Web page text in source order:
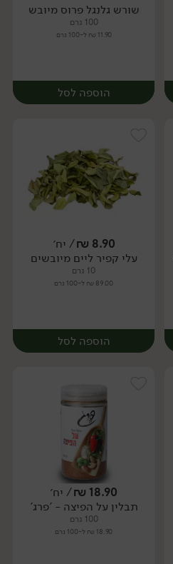
יח׳
שורש גלנגל פרוס מיובש
100 גרם
11.90 ₪ ל-100 גרם
הוספה לסל
יח׳
8.90
₪/ יח׳
עלי קפיר ליים מיובשים
10 גרם
89.00 ₪ ל-100 גרם
הוספה לסל
יח׳
18.90
₪/ יח׳
תבלין על הפיצה - 'פרג'
100 גרם
18.90 ₪ ל-100 גרם